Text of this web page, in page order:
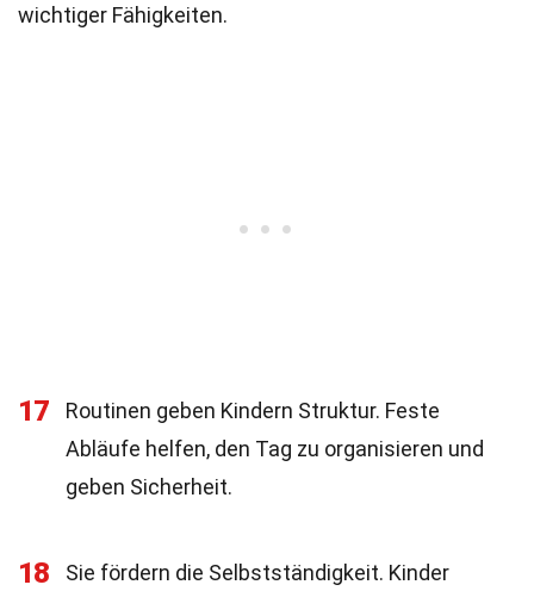
wichtiger Fähigkeiten.
17
Routinen geben Kindern Struktur. Feste
Abläufe helfen, den Tag zu organisieren und
geben Sicherheit.
18
Sie fördern die Selbstständigkeit. Kinder